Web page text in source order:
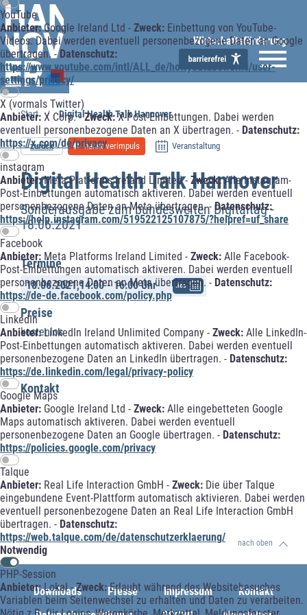
YouTube
Anbieter:Google Ireland Ltd - Zweck: Einbettung von YouTube-
Videos. Dabei werden eventuell personenbezogene Daten an Google
übertragen. -Datenschutz:
https://www.youtube.com/intl/ALL_de/howyoutubeworks/user-
settings/privacy/
X (vormals Twitter)
Anbieter: X Corp. -Zweck:X-Post-Einbettungen. Dabei werden
eventuell personenbezogene Daten an X übertragen. - Datenschutz:
https://x.com/de/privacy
instagram
Anbieter:Meta Platforms Ireland Limited - Zweck:Alle Instagram-
Post-Einbettungen automatisch aktiveren. Dabei werden eventuell
personenbezogene Daten an Meta übertragen. - Datenschutz:
https://help.instagram.com/519522125107875/?helpref=uf_share
Facebook
Anbieter: Meta Platforms Ireland Limited - Zweck: Alle Facebook-
Post-Einbettungen automatisch aktiveren. Dabei werden eventuell
personenbezogene Daten an Meta übertragen. - Datenschutz:
https://de-de.facebook.com/policy.php
LinkedIn
Anbieter:LinkedIn Ireland Unlimited Company - Zweck: Alle LinkedIn-
Post-Einbettungen automatisch aktiveren. Dabei werden eventuell
personenbezogene Daten an LinkedIn übertragen. - Datenschutz:
https://de.linkedin.com/legal/privacy-policy
Google Maps
Anbieter: Google Ireland Ltd - Zweck: Alle eingebetteten Google
Maps automatisch aktiveren. Dabei werden eventuell
personenbezogene Daten an Google übertragen. - Datenschutz:
https://policies.google.com/privacy
Talque
Anbieter: Real Life Interaction GmbH - Zweck: Die über Talque
eingebundene Event-Plattform automatisch aktivieren. Dabei werden
eventuell personenbezogene Daten an Real Life Interaction GmbH
übertragen. - Datenschutz:
https://web.talque.com/de/datenschutzerklaerung/
Notwendig
PHP-Session
Anbieter:Lokal -Zweck:Erlaubt während des Websitebesuches
Variablen beim Seitenwechsel zu erhalten und Daten zu verarbeiten.
Wirtschaftsförderung
Start Digital Health Talk Hannover
zurück hannoverimpuls Veranstaltung
Digital Health Talk Hannover
Sonderausgabe zum bundesweiten Digitaltag -
18.06.2021
Termine
18.06.2021,14:00 - 16:00 Uhr .ics
Preise
kostenlos
Kontakt
nach oben
Downloads Presse Impressum
Kontakt